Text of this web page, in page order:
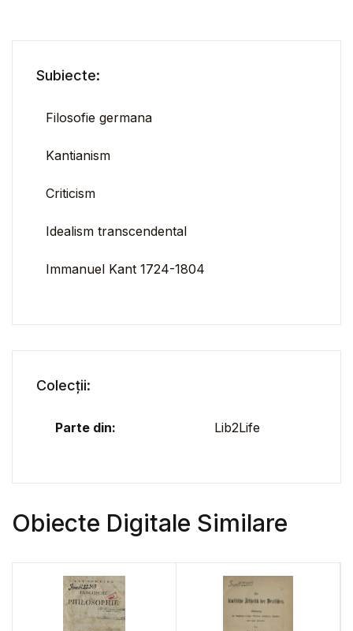
Subiecte:
Filosofie germana
Kantianism
Criticism
Idealism transcendental
Immanuel Kant 1724-1804
Colecții:
Parte din: Lib2Life
Obiecte Digitale Similare